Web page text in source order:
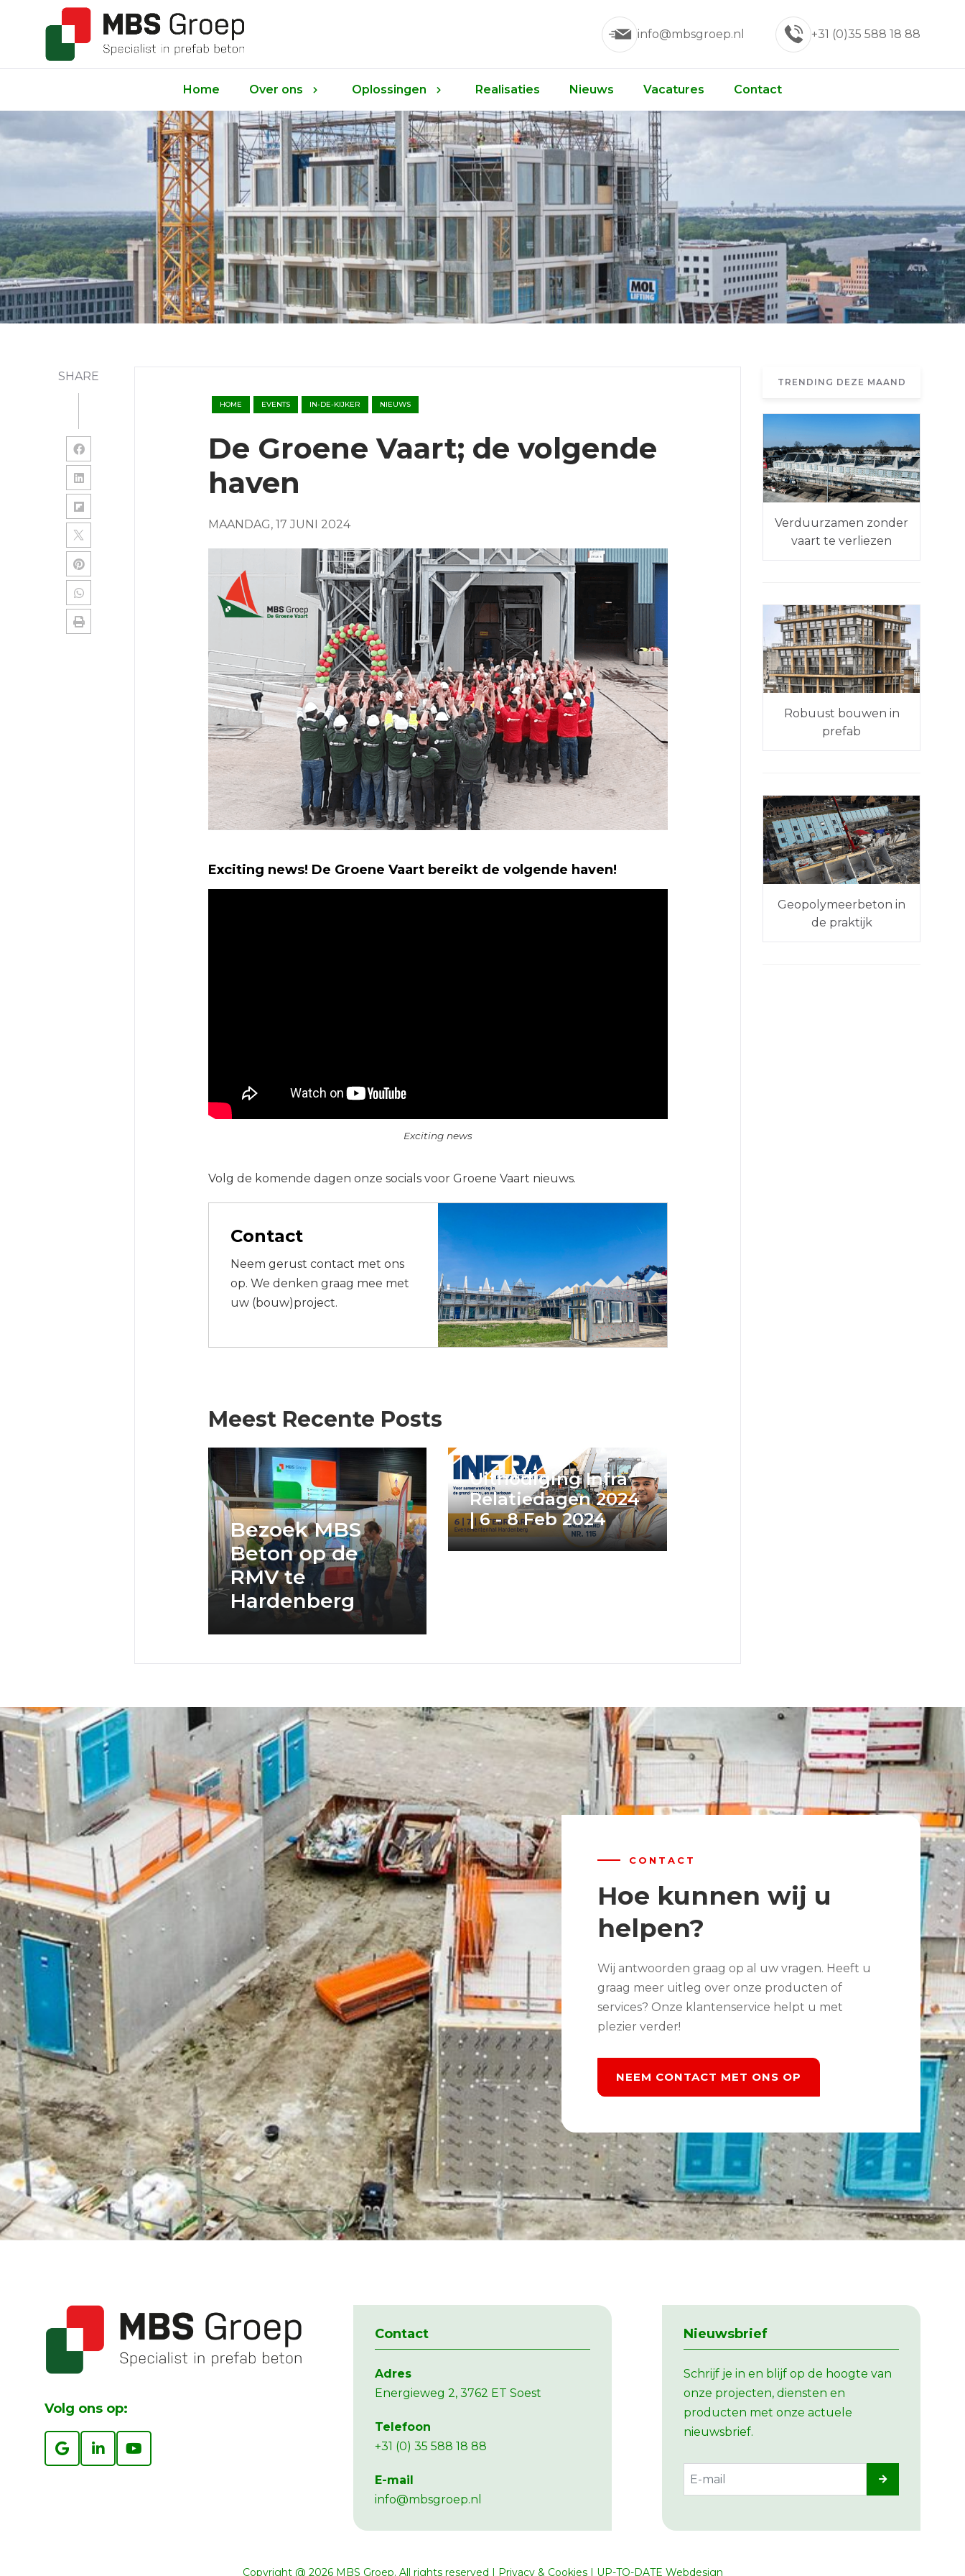
info@mbsgroep.nl +31 (0)35 588 18 88
Home Over ons Oplossingen Realisaties Nieuws Vacatures Contact
SHARE
HOME EVENTS IN-DE-KIJKER NIEUWS
De Groene Vaart; de volgende
haven
MAANDAG, 17 JUNI 2024
Exciting news! De Groene Vaart bereikt de volgende haven!
Exciting news
Volg de komende dagen onze socials voor Groene Vaart nieuws.
Contact
Neem gerust contact met ons
op. We denken graag mee met
uw (bouw)project.
Meest Recente Posts
Bezoek MBS
Beton op de
RMV te
Hardenberg
Uitnodiging Infra
Relatiedagen 2024
| 6 - 8 Feb 2024
TRENDING DEZE MAAND
Verduurzamen zonder
vaart te verliezen
Robuust bouwen in
prefab
Geopolymeerbeton in
de praktijk
CONTACT
Hoe kunnen wij u
helpen?
Wij antwoorden graag op al uw vragen. Heeft u
graag meer uitleg over onze producten of
services? Onze klantenservice helpt u met
plezier verder!
NEEM CONTACT MET ONS OP
Volg ons op:
Contact
Adres
Energieweg 2, 3762 ET Soest
Telefoon
+31 (0) 35 588 18 88
E-mail
info@mbsgroep.nl
Nieuwsbrief
Schrijf je in en blijf op de hoogte van
onze projecten, diensten en
producten met onze actuele
nieuwsbrief.
Copyright @ 2026 MBS Groep. All rights reserved | Privacy & Cookies| UP-TO-DATE Webdesign